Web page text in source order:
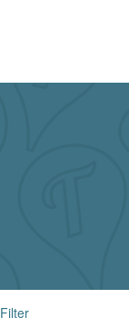
Filter